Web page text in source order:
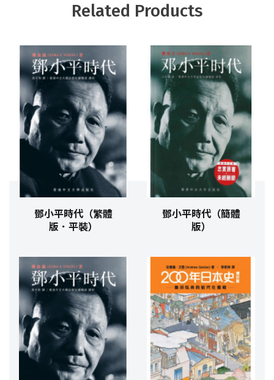
Related Products
鄧小平時代（繁體
版．平裝）
鄧小平時代（簡體
版）